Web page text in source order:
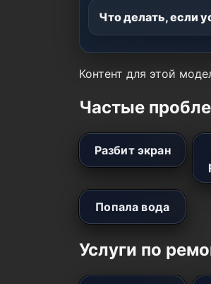
Что делать, если
Контент для этой
Частые
Разбит экран
Попала вода
Услуги по